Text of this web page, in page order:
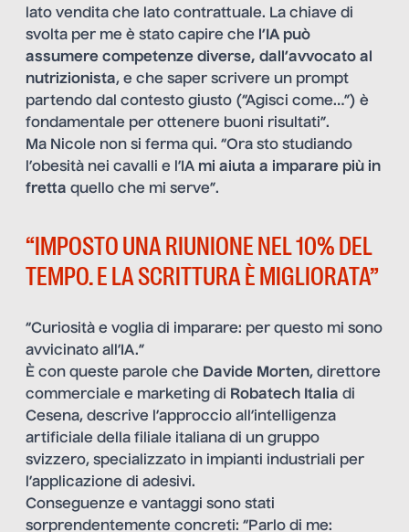
lato vendita che lato contrattuale. La chiave di
svolta per me è stato capire che l’IA può
assumere competenze diverse, dall’avvocato al
nutrizionista, e che saper scrivere un prompt
partendo dal contesto giusto (“Agisci come…”) è
fondamentale per ottenere buoni risultati”.
Ma Nicole non si ferma qui. “Ora sto studiando
l’obesità nei cavalli e l’IA mi aiuta a imparare più in
fretta quello che mi serve”.
“IMPOSTO UNA RIUNIONE NEL 10% DEL
TEMPO. E LA SCRITTURA È MIGLIORATA”
“Curiosità e voglia di imparare: per questo mi sono
avvicinato all’IA.”
È con queste parole che Davide Morten, direttore
commerciale e marketing di Robatech Italia di
Cesena, descrive l’approccio all’intelligenza
artificiale della filiale italiana di un gruppo
svizzero, specializzato in impianti industriali per
l’applicazione di adesivi.
Conseguenze e vantaggi sono stati
sorprendentemente concreti: “Parlo di me: